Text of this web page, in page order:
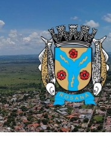
o
conteúdo
a
navegação
principal
o
rodapé